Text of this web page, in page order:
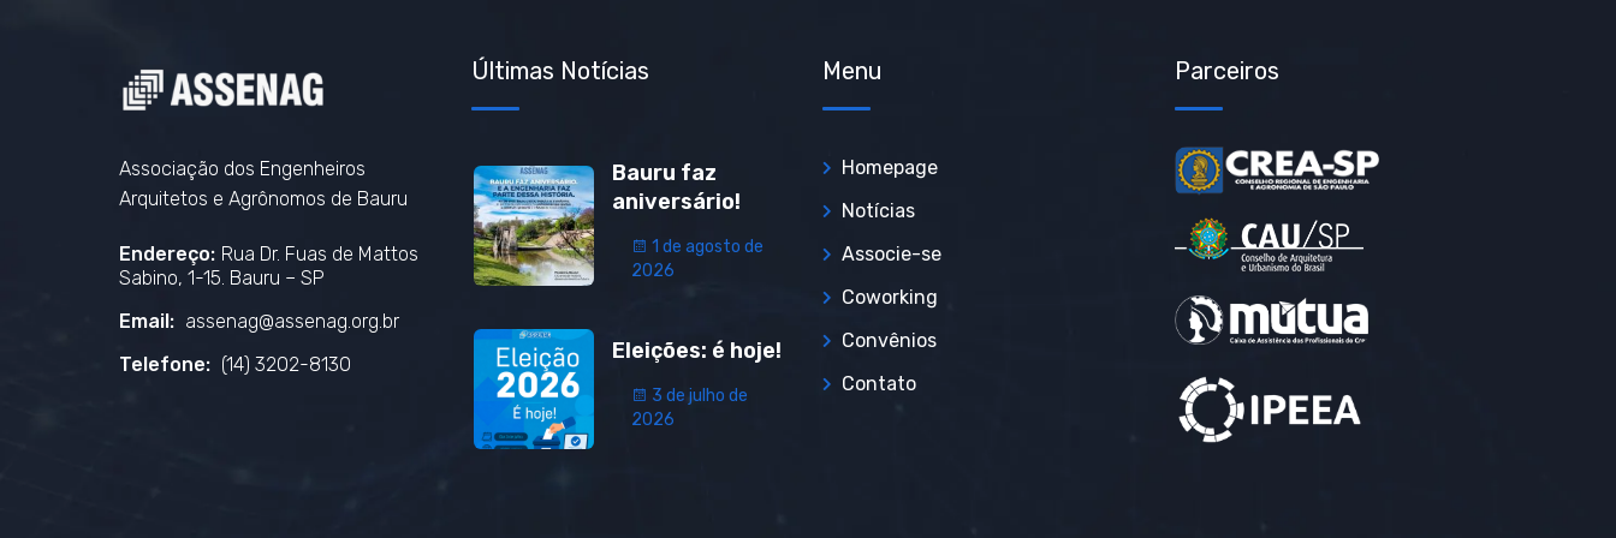
Associação dos Engenheiros
Arquitetos e Agrônomos de Bauru
Endereço: Rua Dr. Fuas de Mattos
Sabino, 1-15. Bauru – SP
Email: assenag@assenag.org.br
Telefone: (14) 3202-8130
Últimas Notícias
Bauru faz
aniversário!
1 de agosto de
2026
Eleições: é hoje!
3 de julho de
2026
Menu
Homepage
Notícias
Associe-se
Coworking
Convênios
Contato
Parceiros